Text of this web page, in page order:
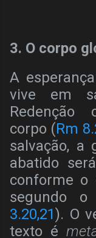
3. O corpo
A
vive em
Redenção
corpo (Rm
salvação, a
abatido
conforme o
segundo
3.20,21). O
texto é